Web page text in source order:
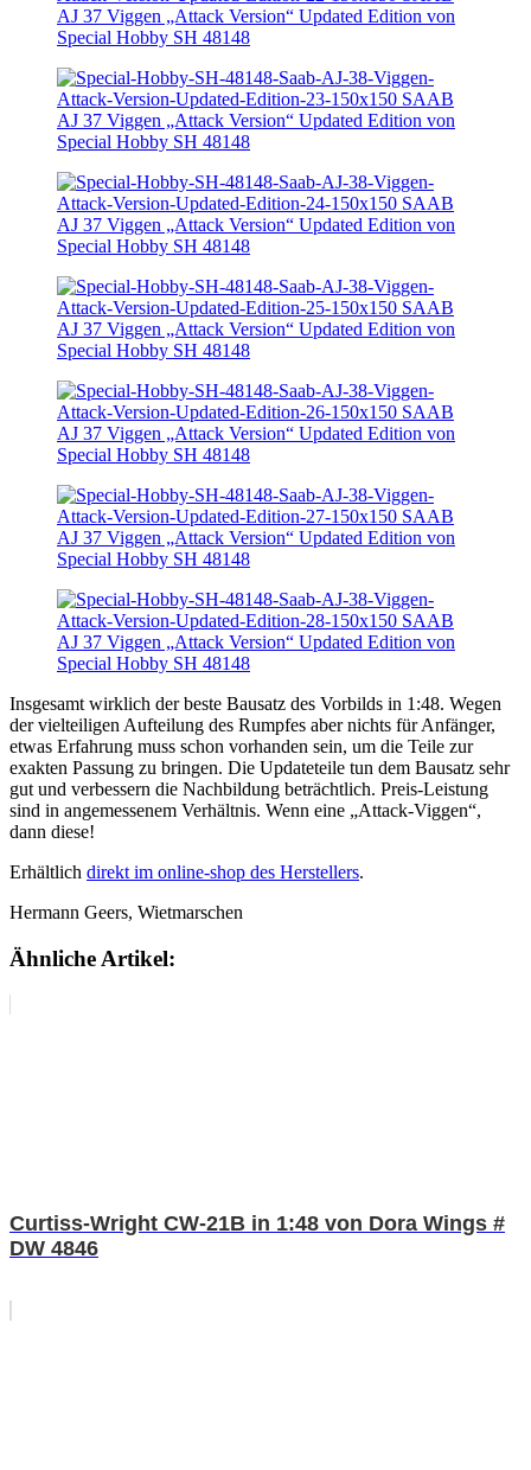
Insgesamt wirklich der beste Bausatz des Vorbilds in 1:48. Wegen
der vielteiligen Aufteilung des Rumpfes aber nichts für Anfänger,
etwas Erfahrung muss schon vorhanden sein, um die Teile zur
exakten Passung zu bringen. Die Updateteile tun dem Bausatz sehr
gut und verbessern die Nachbildung beträchtlich. Preis-Leistung
sind in angemessenem Verhältnis. Wenn eine „Attack-Viggen“,
dann diese!
Erhältlich direkt im online-shop des Herstellers.
Hermann Geers, Wietmarschen
Ähnliche Artikel:
Curtiss-Wright CW-21B in 1:48 von Dora Wings #
DW 4846